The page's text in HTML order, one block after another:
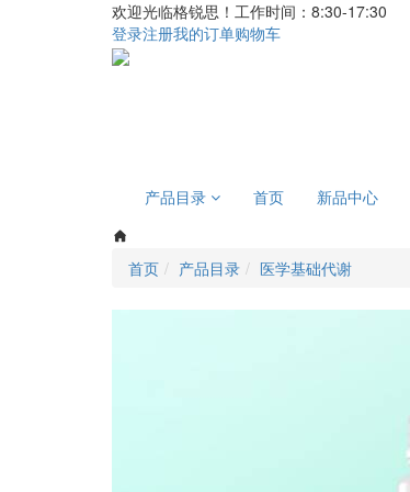
欢迎光临格锐思！工作时间：8:30-17:30
登录注册我的订单购物车
产品目录
首页 新品中心
首页 产品目录 医学基础代谢